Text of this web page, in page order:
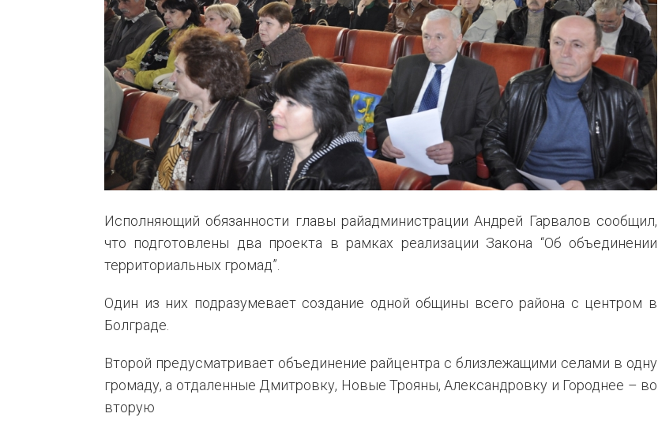
Исполняющий обязанности главы райадминистрации Андрей Гарвалов сообщил,
что подготовлены два проекта в рамках реализации Закона “Об объединении
территориальных громад”.
Один из них подразумевает создание одной общины всего района с центром в
Болграде.
Второй предусматривает объединение райцентра с близлежащими селами в одну
громаду, а отдаленные Дмитровку, Новые Трояны, Александровку и Городнее – во
вторую